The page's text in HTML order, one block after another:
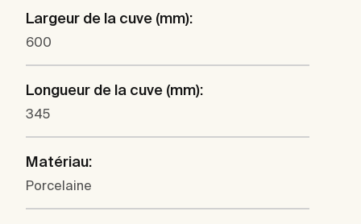
Largeur de la cuve (mm):
600
Longueur de la cuve (mm):
345
Matériau:
Porcelaine